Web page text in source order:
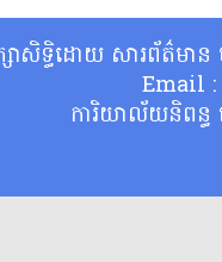
សាសិទ្ធិដោយ សារព័ត៌មា
Email
ការិយាល័យនិពន្ធ